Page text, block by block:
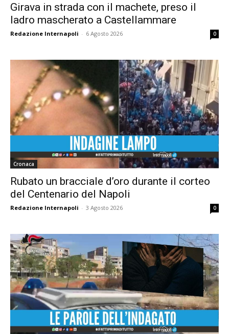
Girava in strada con il machete, preso il
ladro mascherato a Castellammare
Redazione Internapoli - 6 Agosto 2026 0
Cronaca
Rubato un bracciale d’oro durante il corteo
del Centenario del Napoli
Redazione Internapoli - 3 Agosto 2026 0